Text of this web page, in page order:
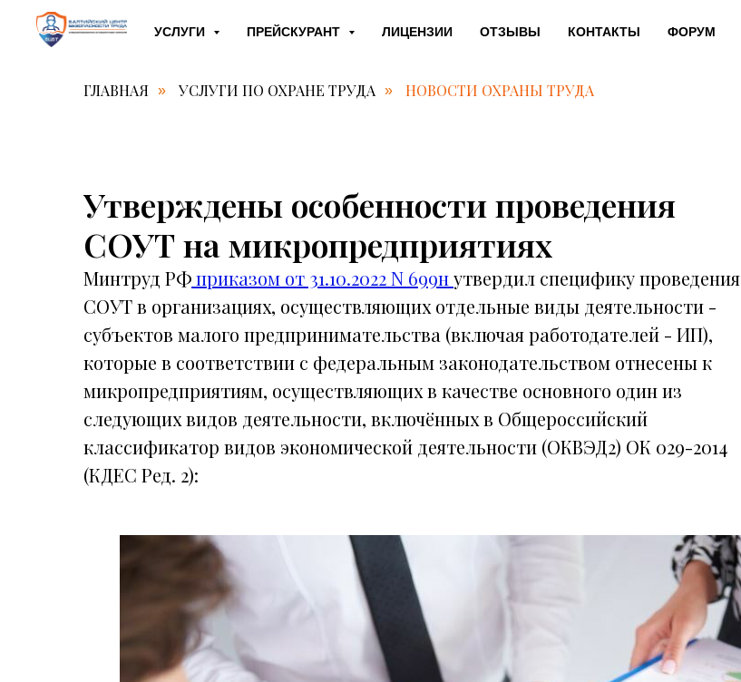
УСЛУГИ ПРЕЙСКУРАНТ ЛИЦЕНЗИИ ОТЗЫВЫ КОНТАКТЫ ФОРУМ
ГЛАВНАЯ » УСЛУГИ ПО ОХРАНЕ ТРУДА » НОВОСТИ ОХРАНЫ ТРУДА
Утверждены особенности проведения
СОУТ на микропредприятиях
Минтруд РФприказом от 31.10.2022 N 699нутвердил специфику проведения
СОУТ в организациях, осуществляющих отдельные виды деятельности -
субъектов малого предпринимательства (включая работодателей - ИП),
которые в соответствии с федеральным законодательством отнесены к
микропредприятиям, осуществляющих в качестве основного один из
следующих видов деятельности, включённых в Общероссийский
классификатор видов экономической деятельности (ОКВЭД2) ОК 029-2014
(КДЕС Ред. 2):